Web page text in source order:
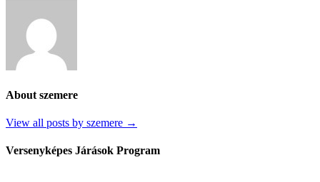
About szemere
View all posts by szemere →
Versenyképes Járások Program